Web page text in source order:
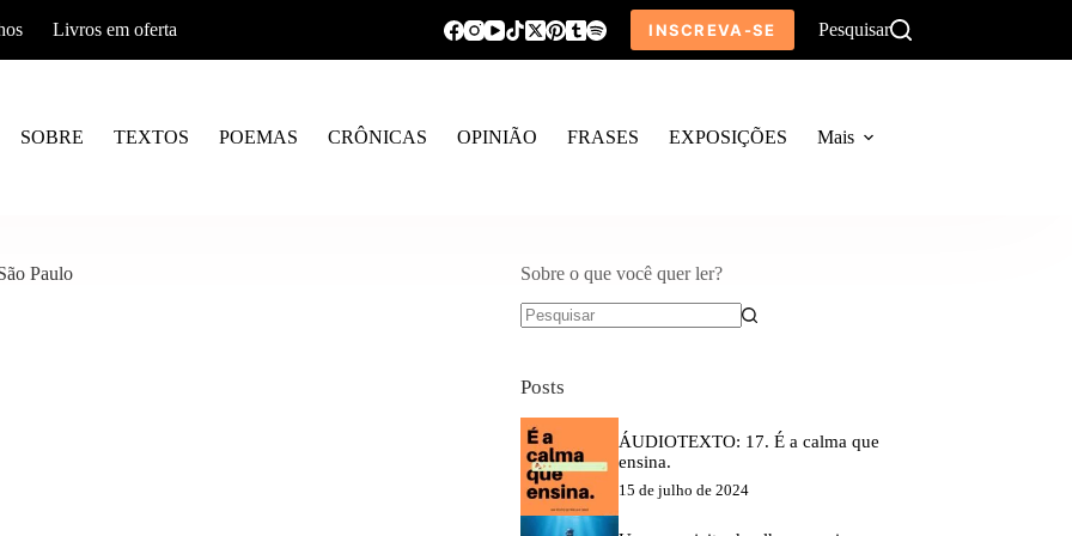
Livros em oferta INSCREVA-SE Pesquisar
SOBRE TEXTOS POEMAS CRÔNICAS OPINIÃO FRASES EXPOSIÇÕES Mais
Paulo Sobre o que você quer ler?
Posts
ÁUDIOTEXTO: 17. É a calma que
ensina.
15 de julho de 2024